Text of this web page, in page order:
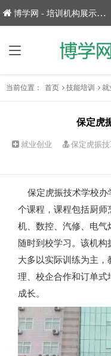
博学网 - 培训机构展示平台！
当前位置： 首页 技能培训 就
保定虎
就业创业 保定虎振
保定虎振技术学校办
个课程，课程包括厨师
机、数控、汽修、电气
随时到校学习。该机构
大多以实际训练为主
理、校企合作和订单式
成长。